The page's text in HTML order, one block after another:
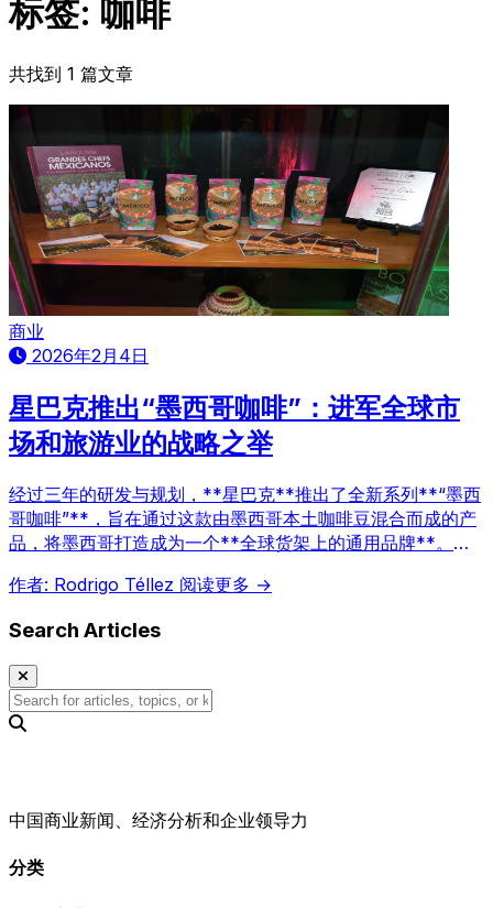
标签: 咖啡
共找到 1 篇文章
商业
2026年2月4日
星巴克推出“墨西哥咖啡”：进军全球市
场和旅游业的战略之举
经过三年的研发与规划，**星巴克**推出了全新系列**“墨西
哥咖啡”**，旨在通过这款由墨西哥本土咖啡豆混合而成的产
品，将墨西哥打造成为一个**全球货架上的通用品牌**。与
西哥”这一名称的强大影响力，瞄准本地消费者，特别是旅游
作者: Rodrigo Téllez 阅读更多 →
Search Articles
中国商业新闻、经济分析和企业领导力
分类